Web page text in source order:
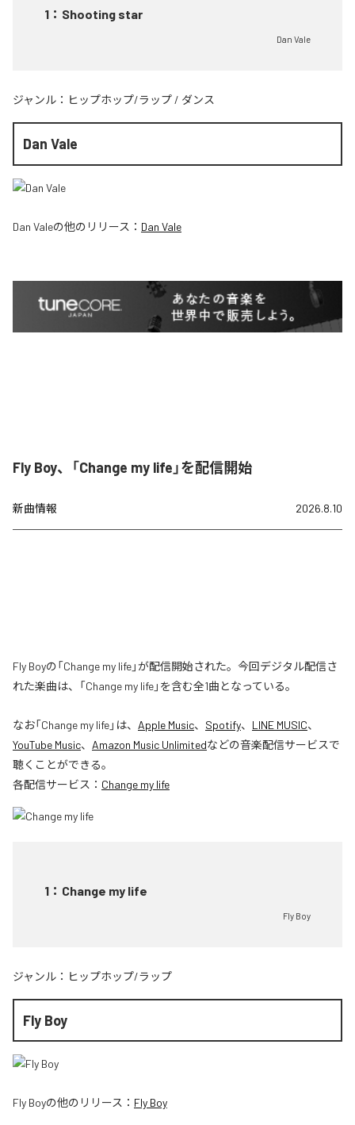
1 ： Shooting star
Dan Vale
ジャンル： ヒップホップ/ラップ / ダンス
Dan Vale
Dan Valeの他のリリース： Dan Vale
Fly Boy、「Change my life」を配信開始
新曲情報 2026.8.10
Fly Boyの「Change my life」が配信開始された。今回デジタル配信さ
れた楽曲は、「Change my life」を含む全1曲となっている。
なお「Change my life」は、 Apple Music、 Spotify、 LINE MUSIC、
YouTube Music、 Amazon Music Unlimitedなどの音楽配信サービスで
聴くことができる。
各配信サービス： Change my life
1 ： Change my life
Fly Boy
ジャンル： ヒップホップ/ラップ
Fly Boy
Fly Boyの他のリリース： Fly Boy